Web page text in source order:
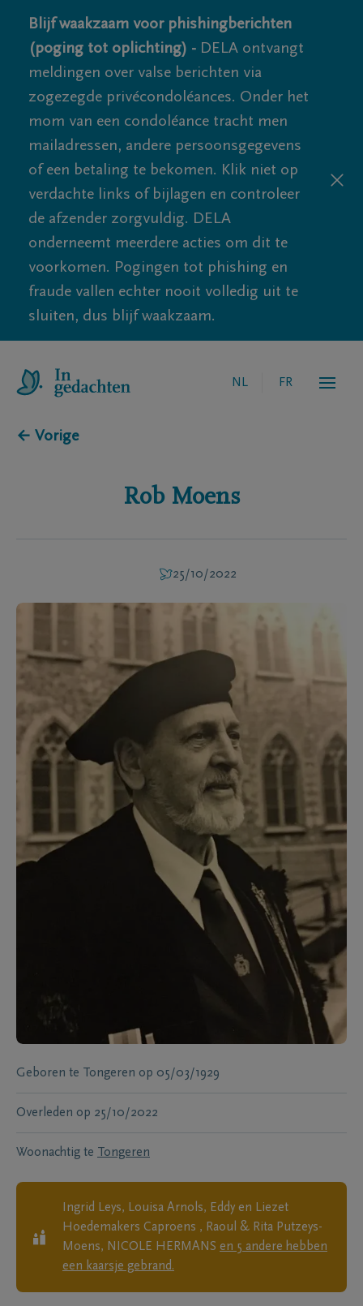
Blijf waakzaam voor phishingberichten
(poging tot oplichting) - DELA ontvangt
meldingen over valse berichten via
zogezegde privécondoléances. Onder het
mom van een condoléance tracht men
mailadressen, andere persoonsgegevens
of een betaling te bekomen. Klik niet op
verdachte links of bijlagen en controleer
de afzender zorgvuldig. DELA
onderneemt meerdere acties om dit te
voorkomen. Pogingen tot phishing en
fraude vallen echter nooit volledig uit te
sluiten, dus blijf waakzaam.
NL FR
← Vorige
Rob Moens
25/10/2022
Geboren te Tongeren op 05/03/1929
Overleden op 25/10/2022
Woonachtig te Tongeren
Ingrid Leys, Louisa Arnols, Eddy en Liezet
Hoedemakers Caproens , Raoul & Rita Putzeys-
Moens, NICOLE HERMANS en 5 andere hebben
een kaarsje gebrand.